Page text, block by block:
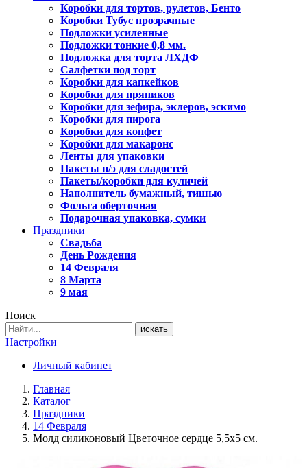
Коробки для тортов, рулетов, Бенто
Коробки Тубус прозрачные
Подложки усиленные
Подложки тонкие 0,8 мм.
Подложка для торта ЛХДФ
Салфетки под торт
Коробки для капкейков
Коробки для пряников
Коробки для зефира, эклеров, эскимо
Коробки для пирога
Коробки для конфет
Коробки для макаронс
Ленты для упаковки
Пакеты п/э для сладостей
Пакеты/коробки для куличей
Наполнитель бумажный, тишью
Фольга оберточная
Подарочная упаковка, сумки
Праздники
Свадьба
День Рождения
14 Февраля
8 Марта
9 мая
Поиск
искать
Настройки
Личный кабинет
Главная
Каталог
Праздники
14 Февраля
Молд силиконовый Цветочное сердце 5,5х5 см.